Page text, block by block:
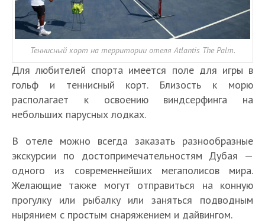
Теннисный корт на территории отеля Atlantis The Palm.
Для любителей спорта имеется поле для игры в
гольф и теннисный корт. Близость к морю
располагает к освоению виндсерфинга на
небольших парусных лодках.
В отеле можно всегда заказать разнообразные
экскурсии по достопримечательностям Дубая —
одного из современнейших мегаполисов мира.
Желающие также могут отправиться на конную
прогулку или рыбалку или заняться подводным
нырянием с простым снаряжением и дайвингом.